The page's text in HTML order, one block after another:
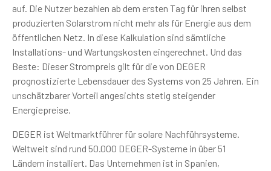
auf. Die Nutzer bezahlen ab dem ersten Tag für ihren selbst
produzierten Solarstrom nicht mehr als für Energie aus dem
öffentlichen Netz. In diese Kalkulation sind sämtliche
Installations- und Wartungskosten eingerechnet. Und das
Beste: Dieser Strompreis gilt für die von DEGER
prognostizierte Lebensdauer des Systems von 25 Jahren. Ein
unschätzbarer Vorteil angesichts stetig steigender
Energiepreise.
DEGER ist Weltmarktführer für solare Nachführsysteme.
Weltweit sind rund 50.000 DEGER-Systeme in über 51
Ländern installiert. Das Unternehmen ist in Spanien,